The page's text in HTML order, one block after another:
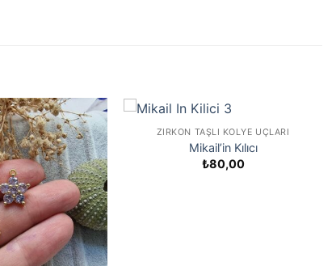
ZIRKON TAŞLI KOLYE UÇLARI
Mikail’in Kılıcı
₺80,00